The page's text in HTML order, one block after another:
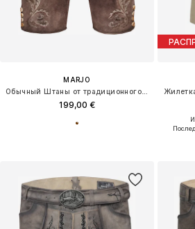
MARJO
199,00 €